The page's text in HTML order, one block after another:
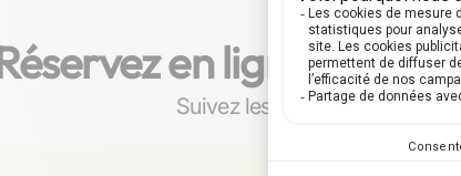
en ligne votre
Suivez les étapes suivantes